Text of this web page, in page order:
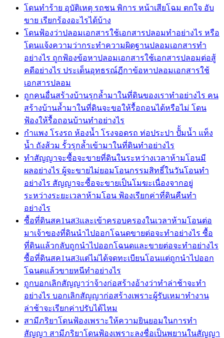
โดนทำร้าย อุบัติเหตุ รถชน พิการ หน้าเสียโฉม ตกใจ อับ
ขาย เรียกร้องอะไรได้บ้าง
โดนฟ้องว่าปลอมเอกสารใช้เอกสารปลอมทำอย่างไร หรือ
โดนแจ้งความว่ากระทำความผิดฐานปลอมเอกสารทำ
อย่างไร ถูกฟ้องข้อหาปลอมเอกสารใช้เอกสารปลอมต่อสู้
คดีอย่างไร ประเด็นอุทธรณ์ฏีกาข้อหาปลอมเอกสารใช้
เอกสารปลอม
ถูกคนอื่นสร้างบ้านรุกล้ำมาในที่ดินของเราทำอย่างไร คน
สร้างบ้านล้ำมาในที่ดินจะขอให้รื้อถอนได้หรือไม่ โดน
ฟ้องให้รื้อถอนบ้านทำอย่างไร
กำแพง โรงรถ ห้องน้ำ โรงจอดรถ ท่อประปา ปัั้มน้ำ แท็ง
น้ำ ถังส้วม รั้วรุกล้ำเข้ามาในที่ดินทำอย่างไร
ทำสัญญาจะซื้อจะขายที่ดินในระหว่างเวลาห้ามโอนมี
ผลอย่างไร ผู้จะขายไม่ยอมโอนกรรมสิทธิ์ในวันโอนทำ
อย่างไร สัญญาจะซื้อจะขายเป็นโมฆะเนื่องจากอยู่
ระหว่างระยะเวลาห้ามโอน ฟ้องเรียกค่าที่ดินคืนทำ
อย่างไร
ซื้อที่ดินสค1นส3และเข้าครอบครองในเวลาห้ามโอนต่อ
มาเจ้าของที่ดินนำไปออกโฉนดขายต่อจะทำอย่างไร ซื้อ
ที่ดินแล้วกลับถูกนำไปออกโฉนดและขายต่อจะทำอย่างไร
ซื้อที่ดินสค1นส3แต่ไม่ได้จดทะเบียนโอนแต่ถูกนำไปออก
โฉนดแล้วขายหนีทำอย่างไร
ถูกบอกเลิกสัญญาว่าจ้างก่อสร้างอ้างว่าทำล่าช้าจะทำ
อย่างไร บอกเลิกสัญญาก่อสร้างเพราะผู้รับเหมาทำงาน
ล่าช้าจะเรียกค่าปรับได้ไหม
สามีภริยาโดนฟ้องเพราะให้ความยินยอมในการทำ
สัญญา สามีภริยาโดนฟ้องเพราะลงชื่อเป็นพยานในสัญญา